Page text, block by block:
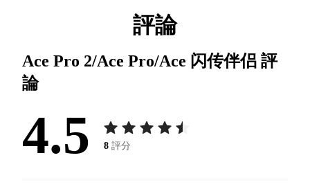
評論
Ace Pro 2/Ace Pro/Ace 闪传伴侣 評
論
4.5 8 評分